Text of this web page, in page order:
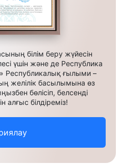
білім беру жүйесін
үшін және де Республика
Республикалық ғылыми –
желілік басылымына өз
бөлісіп, белсенді
алғыс білдіреміз!